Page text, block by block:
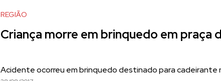
REGIÃO
Criança morre em brinquedo em praça
Acidente ocorreu em brinquedo destinado para